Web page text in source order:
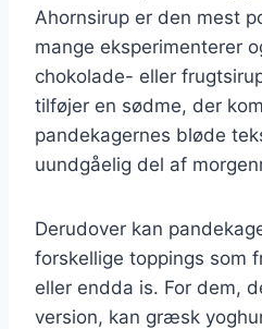
Ahornsirup er den mest
mange eksperimenterer
chokolade- eller
tilføjer en sødme, der
pandekagernes bløde
uundgåelig del af
Derudover kan
forskellige toppings som
eller endda is. For dem,
version, kan græsk